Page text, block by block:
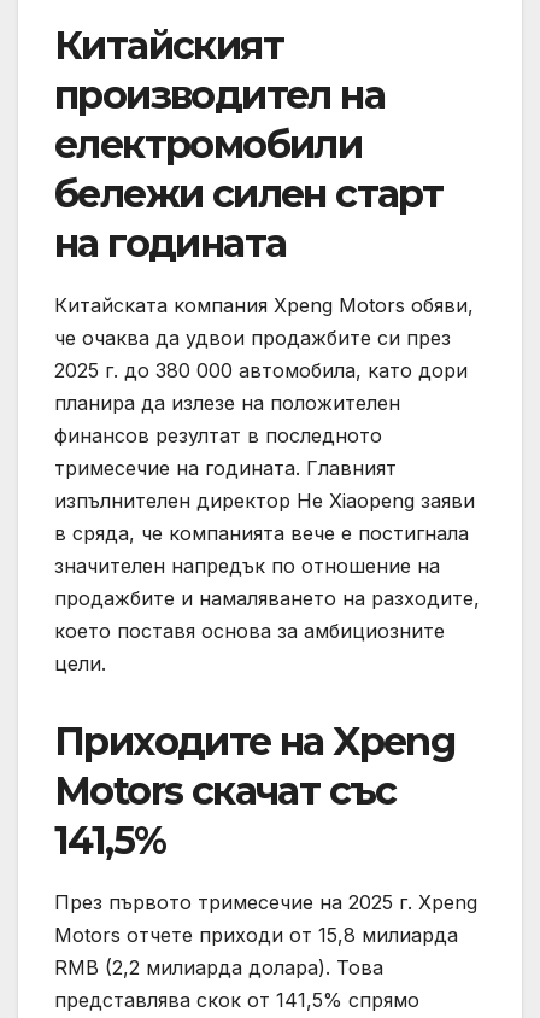
Китайският
производител на
електромобили
бележи силен старт
на годината
Китайската компания Xpeng Motors обяви,
че очаква да удвои продажбите си през
2025 г. до 380 000 автомобила, като дори
планира да излезе на положителен
финансов резултат в последното
тримесечие на годината. Главният
изпълнителен директор He Xiaopeng заяви
в сряда, че компанията вече е постигнала
значителен напредък по отношение на
продажбите и намаляването на разходите,
което поставя основа за амбициозните
цели.
Приходите на Xpeng
Motors скачат със
141,5%
През първото тримесечие на 2025 г. Xpeng
Motors отчете приходи от 15,8 милиарда
RMB (2,2 милиарда долара). Това
представлява скок от 141,5% спрямо